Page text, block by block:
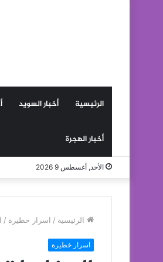
الرئيسية أخبار السويد
أخبار الهجرة
الأحد, أغسطس 9 2026
الرئيسية / اسرار خطيرة /
اسرار خطيرة